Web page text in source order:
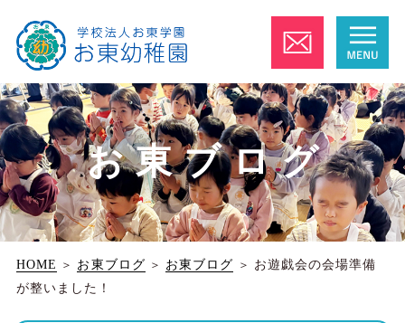
お東ブログ
HOME ＞ お東ブログ ＞ お東ブログ ＞ お遊戯会の会場準備
が整いました！